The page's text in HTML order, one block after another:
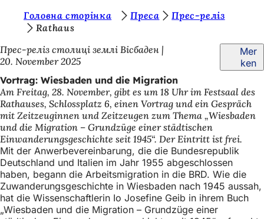
Inhalt anspringen
e
b
e
f
i
n
d
e
n
Головна сторінка Преса
Прес-реліз
Rathaus
Прес-реліз столиці землі Вісбаден
20. November 2025
Mer
ken
Vortrag: Wiesbaden und die Migration
Am Freitag, 28. November, gibt es um 18 Uhr im Festsaal des
Rathauses, Schlossplatz 6, einen Vortrag und ein Gespräch
mit Zeitzeuginnen und Zeitzeugen zum Thema „Wiesbaden
und die Migration – Grundzüge einer städtischen
Einwanderungsgeschichte seit 1945“. Der Eintritt ist frei.
Mit der Anwerbevereinbarung, die die Bundesrepublik
Deutschland und Italien im Jahr 1955 abgeschlossen
haben, begann die Arbeitsmigration in die BRD. Wie die
Zuwanderungsgeschichte in Wiesbaden nach 1945 aussah,
hat die Wissenschaftlerin Io Josefine Geib in ihrem Buch
„Wiesbaden und die Migration – Grundzüge einer